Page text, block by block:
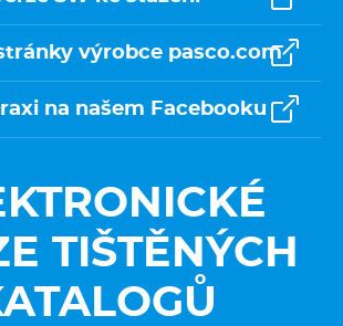
výrobce pasco.com
na našem Facebooku
TIŠTĚNÝCH